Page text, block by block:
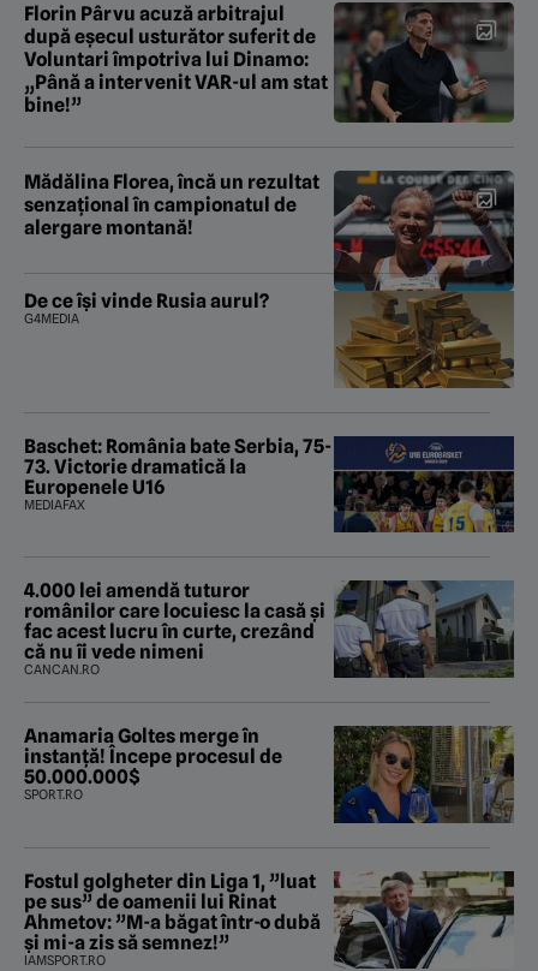
Florin Pârvu acuză arbitrajul
după eșecul usturător suferit de
Voluntari împotriva lui Dinamo:
„Până a intervenit VAR-ul am stat
bine!”
Mădălina Florea, încă un rezultat
senzațional în campionatul de
alergare montană!
De ce își vinde Rusia aurul?
G4MEDIA
Baschet: România bate Serbia, 75-
73. Victorie dramatică la
Europenele U16
MEDIAFAX
4.000 lei amendă tuturor
românilor care locuiesc la casă și
fac acest lucru în curte, crezând
că nu îi vede nimeni
CANCAN.RO
Anamaria Goltes merge în
instanță! Începe procesul de
50.000.000$
SPORT.RO
Fostul golgheter din Liga 1, ”luat
pe sus” de oamenii lui Rinat
Ahmetov: ”M-a băgat într-o dubă
și mi-a zis să semnez!”
IAMSPORT.RO